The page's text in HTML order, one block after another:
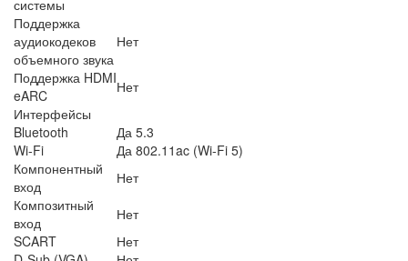
системы
Поддержка
аудиокодеков
объемного звука
Нет
Поддержка HDMI
eARC
Нет
Интерфейсы
Bluetooth
Да 5.3
Wi-Fi
Да 802.11ac (Wi-Fi 5)
Компонентный
вход
Нет
Композитный
вход
Нет
SCART
Нет